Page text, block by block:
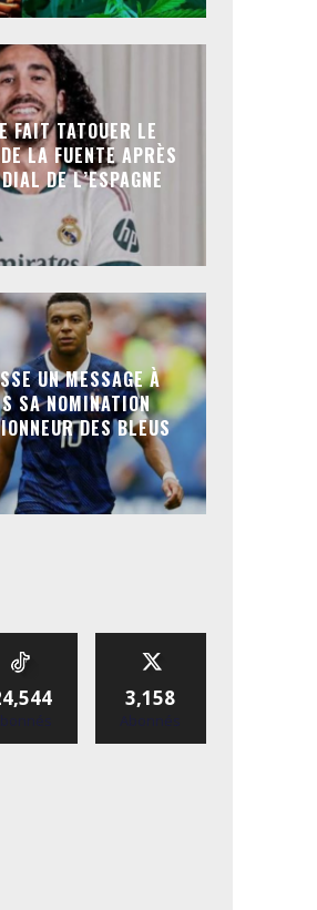
FAIT TATOUER LE
LA FUENTE APRÈS
DE L’ESPAGNE
UN MESSAGE À
SA NOMINATION
DES BLEUS
3,158
Abonnés